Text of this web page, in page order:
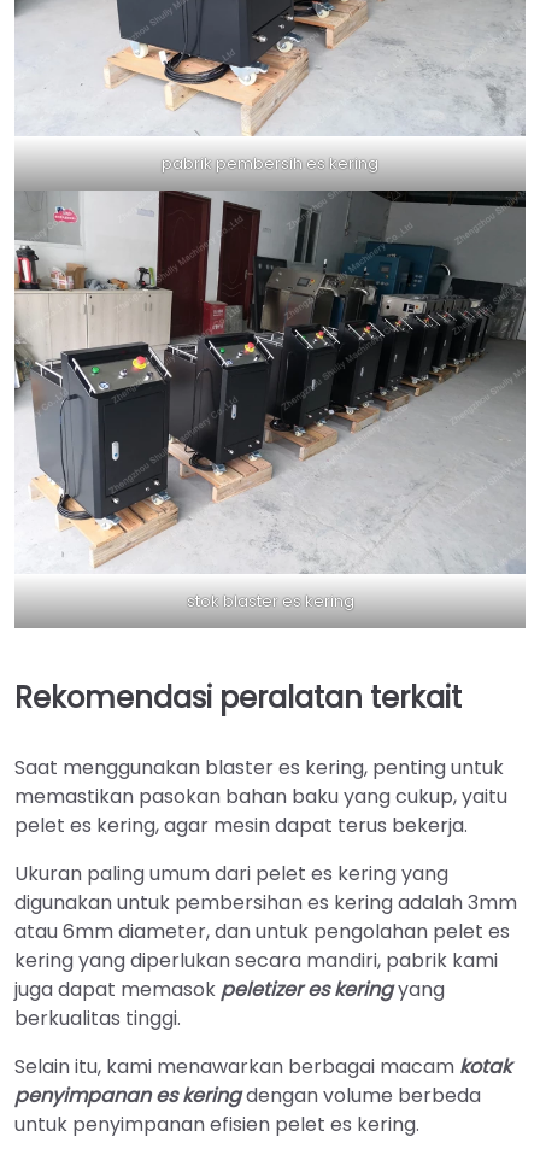
pabrik pembersih es kering
stok blaster es kering
Rekomendasi peralatan terkait
Saat menggunakan blaster es kering, penting untuk
memastikan pasokan bahan baku yang cukup, yaitu
pelet es kering, agar mesin dapat terus bekerja.
Ukuran paling umum dari pelet es kering yang
digunakan untuk pembersihan es kering adalah 3mm
atau 6mm diameter, dan untuk pengolahan pelet es
kering yang diperlukan secara mandiri, pabrik kami
juga dapat memasok peletizer es keringyang
berkualitas tinggi.
Selain itu, kami menawarkan berbagai macam kotak
penyimpanan es keringdengan volume berbeda
untuk penyimpanan efisien pelet es kering.